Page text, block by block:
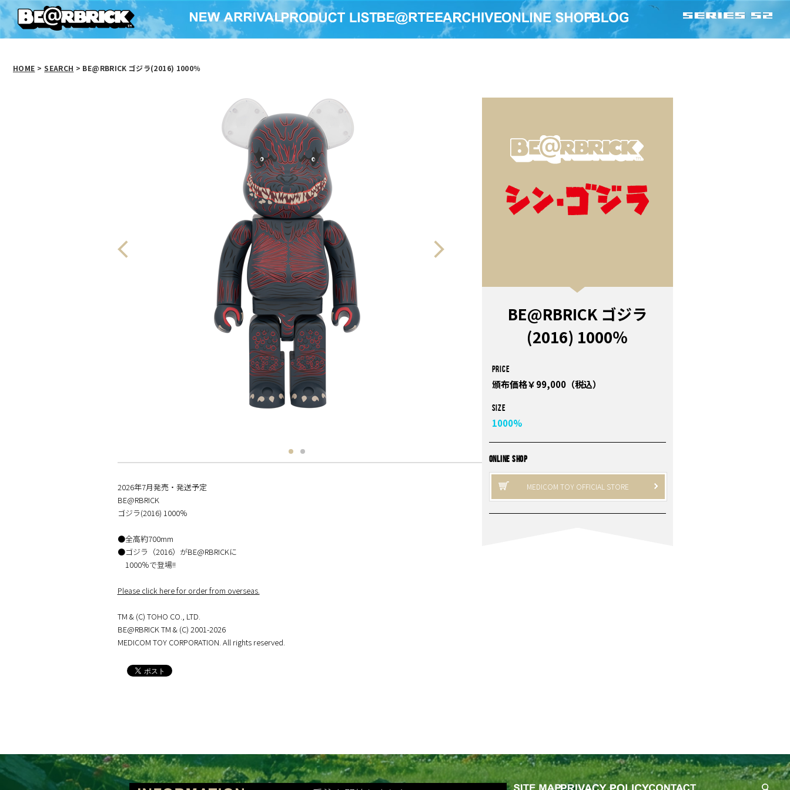
HOME > SEARCH > BE@RBRICK ゴジラ(2016) 1000％
BE@RBRICK ゴジラ
(2016) 1000％
PRICE
頒布価格￥99,000（税込）
Size
1000%
ONLINE SHOP
MEDICOM TOY OFFICIAL STORE
2026年7月発売・発送予定
BE@RBRICK
ゴジラ(2016) 1000％
●全高約700mm
●ゴジラ（2016）がBE@RBRICKに
1000％で登場!!
Please click here for order from overseas.
TM & (C) TOHO CO., LTD.
BE@RBRICK TM & (C) 2001-2026
MEDICOM TOY CORPORATION. All rights reserved.